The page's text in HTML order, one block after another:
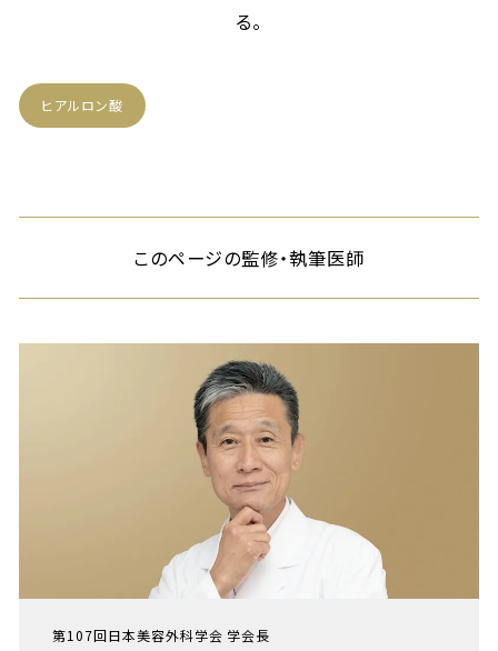
る。
ヒアルロン酸
このページの監修・執筆医師
第107回日本美容外科学会 学会長